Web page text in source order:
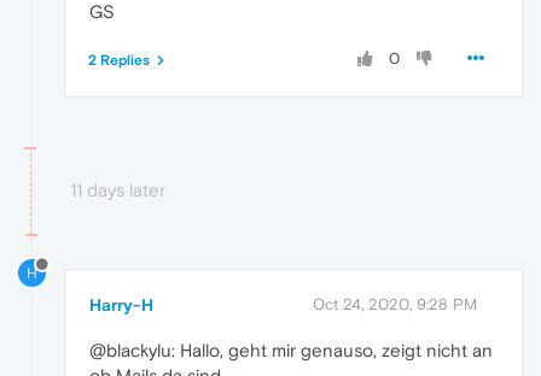
GS
0
2 Replies
11 days later
H
Harry-H Oct 24, 2020, 9:28 PM
@blackylu: Hallo, geht mir genauso, zeigt nicht an